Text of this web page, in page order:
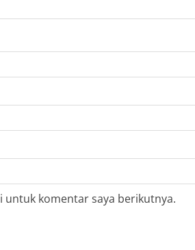
untuk komentar saya berikutnya.